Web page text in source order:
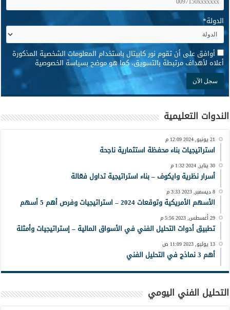
الدولة*
* أوافق على أن تقوم نور كابيتال باستخدام المعلومات الشخصية المذكورة
أعلاه لأهداف مرتبطة بالتسويق، كما هو موضح بسياسة الخصوصية
الندوات التعليمية
21 يونيو, 2024 12:09 م
استراتيجيات بناء محفظة استثمارية ناجحة
30 يناير, 2024 1:32 م
أسرار نظرية وايكوف – بناء استراتيجية تداول فعّالة
8 ديسمبر, 2023 3:33 م
الأسهم الأمريكية وتوقعات 2024 – استراتيجيات وفرص أهم 5 أسهم
29 أغسطس, 2023 5:56 م
تطبيق أدوات التحليل الفني في الأسواق المالية – إستراتيجيات وأمثلة
13 يوليو, 2023 11:09 ص
أهم 3 نماذج في التحليل الفني
التحليل الفني اليومي